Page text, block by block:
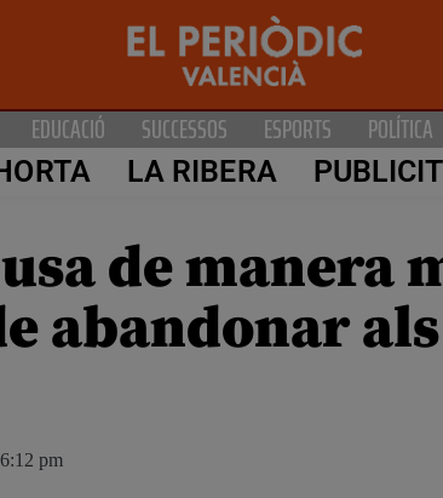
EDUCACIÓ SUCCESSOS ESPORTS POLÍTICA
LA RIBERA
de manera
abandonar
6:12 pm